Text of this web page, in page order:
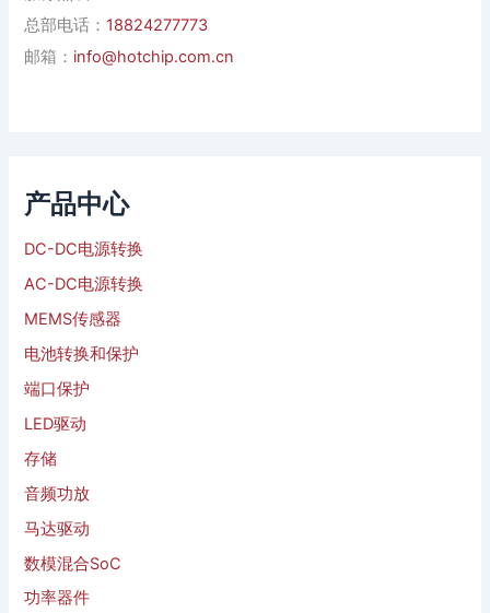
总部电话：18824277773
邮箱： info@hotchip.com.cn
产品中心
DC-DC电源转换
AC-DC电源转换
MEMS传感器
电池转换和保护
端口保护
LED驱动
存储
音频功放
马达驱动
数模混合SoC
功率器件